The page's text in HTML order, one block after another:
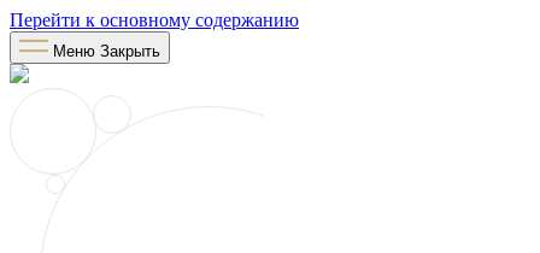
Перейти к основному содержанию
Меню Закрыть